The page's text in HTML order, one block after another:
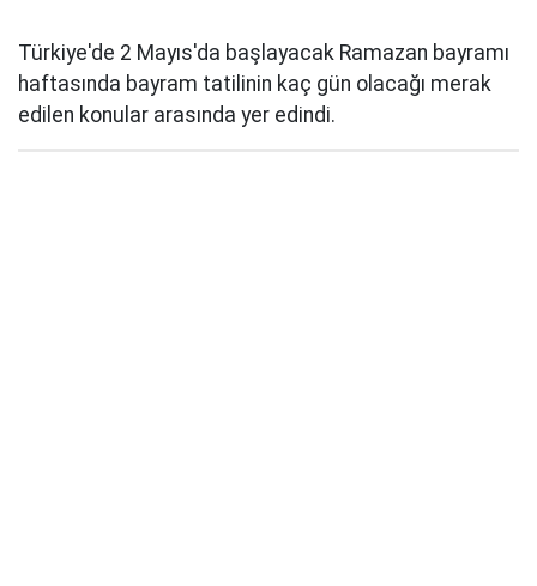
Türkiye'de 2 Mayıs'da başlayacak Ramazan bayramı
haftasında bayram tatilinin kaç gün olacağı merak
edilen konular arasında yer edindi.